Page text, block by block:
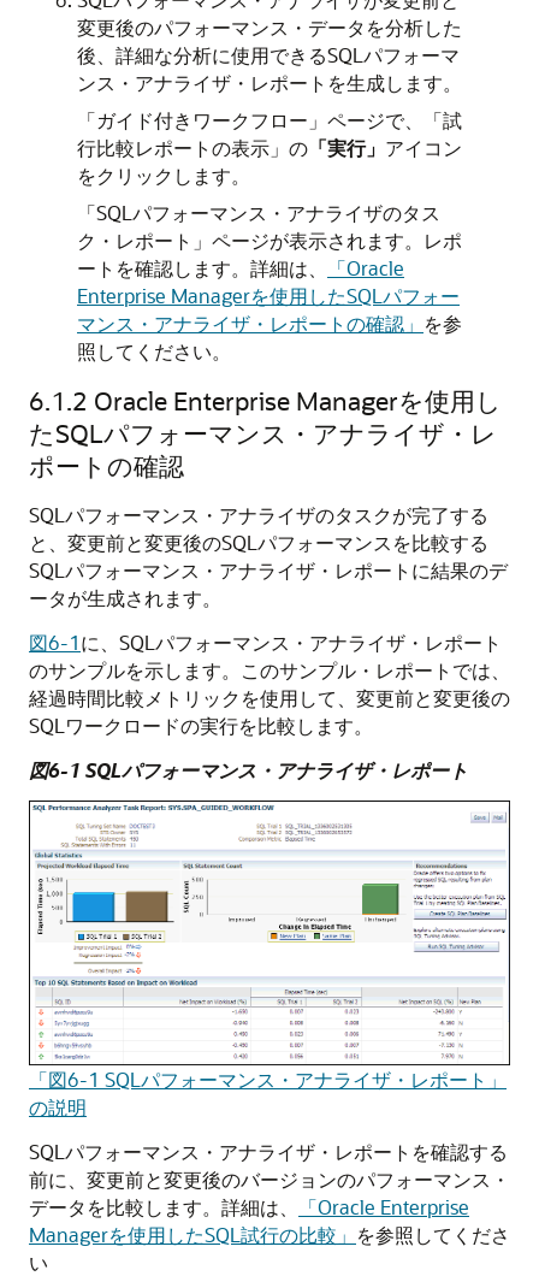
変更後のパフォーマンス・データを分析した
後、詳細な分析に使用できるSQLパフォーマ
ンス・アナライザ・レポートを生成します。
「ガイド付きワークフロー」ページで、「試
行比較レポートの表示」の 「実行」 アイコン
をクリックします。
「SQLパフォーマンス・アナライザのタス
ク・レポート」ページが表示されます。レポ
ートを確認します。詳細は、
「Oracle
Enterprise Managerを使用したSQLパフォー
マンス・アナライザ・レポートの確認」 を参
照してください。
6.1.2 Oracle Enterprise Managerを使用し
たSQLパフォーマンス・アナライザ・レ
ポートの確認
SQLパフォーマンス・アナライザのタスクが完了する
と、変更前と変更後のSQLパフォーマンスを比較する
SQLパフォーマンス・アナライザ・レポートに結果のデ
ータが生成されます。
図6-1に、 SQLパフォーマンス・アナライザ・レポート
のサンプルを示します。このサンプル・レポートでは、
経過時間比較メトリックを使用して、変更前と変更後の
SQLワークロードの実行を比較します。
図6-1 SQLパフォーマンス・アナライザ・レポート
「図6-1 SQLパフォーマンス・アナライザ・レポート」
の説明
SQLパフォーマンス・アナライザ・レポートを確認する
前に、変更前と変更後のバージョンのパフォーマンス・
データを比較します。詳細は、
「Oracle Enterprise
Managerを使用したSQL試行の比較」 を参照してくださ
い